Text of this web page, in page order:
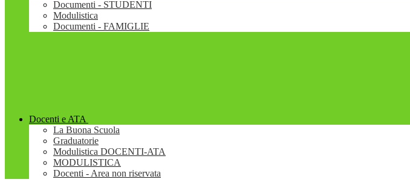
Documenti - STUDENTI
Modulistica
Documenti - FAMIGLIE
Docenti e ATA
La Buona Scuola
Graduatorie
Modulistica DOCENTI-ATA
MODULISTICA
Docenti - Area non riservata